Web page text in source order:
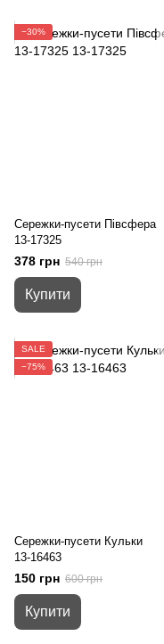
−30%
Сережки-пусети Півсфера
13-17325
378 грн 540 грн
Купити
SALE
−75%
Сережки-пусети Кульки
13-16463
150 грн 600 грн
Купити